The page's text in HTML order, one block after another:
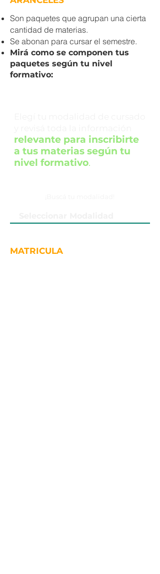
Son paquetes que agrupan una cierta
cantidad de materias.
Se abonan para cursar el semestre.
Mirá como se componen tus
paquetes según tu nivel
formativo:
relevante para inscribirte
a tus materias según tu
nivel formativo.
MATRICULA